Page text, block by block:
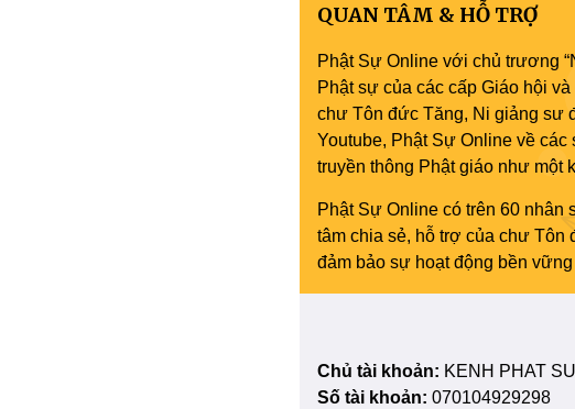
QUAN TÂM & HỖ TRỢ
Phật Sự Online với chủ trương
Phật sự của các cấp Giáo hội
chư Tôn đức Tăng, Ni giảng sư
Youtube, Phật Sự Online về
truyền thông Phật giáo như một
Phật Sự Online có trên 60 nhân
tâm chia sẻ, hỗ trợ của chư
đảm bảo sự hoạt động bền
Chủ tài khoản: KENH PHAT
Số tài khoản: 070104929298